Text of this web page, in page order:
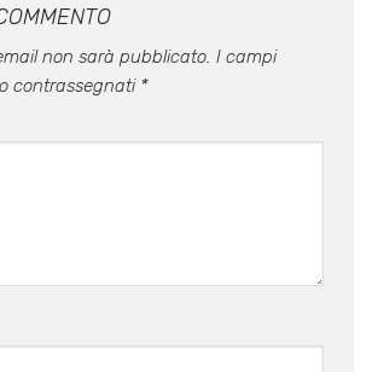
non sarà pubblicato. I campi
contrassegnati *